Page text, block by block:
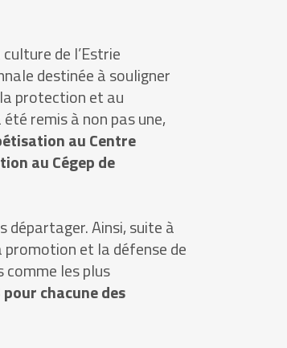
de l’Estrie
destinée à souligner
protection et au
remis à non pas une,
au Centre
au Cégep de
départager. Ainsi, suite à
et la défense de
comme les plus
chacune des